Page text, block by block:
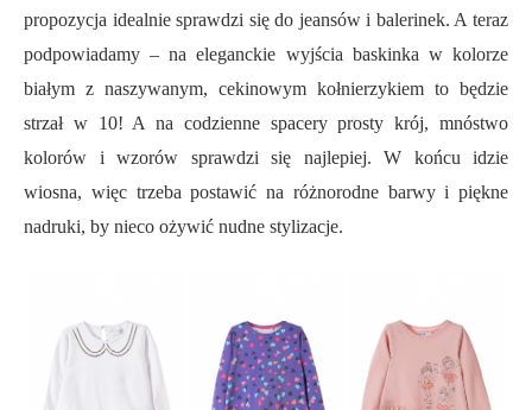
propozycja idealnie sprawdzi się do jeansów i balerinek. A teraz
podpowiadamy – na eleganckie wyjścia baskinka w kolorze
białym z naszywanym, cekinowym kołnierzykiem to będzie
strzał w 10! A na codzienne spacery prosty krój, mnóstwo
kolorów i wzorów sprawdzi się najlepiej. W końcu idzie
wiosna, więc trzeba postawić na różnorodne barwy i piękne
nadruki, by nieco ożywić nudne stylizacje.